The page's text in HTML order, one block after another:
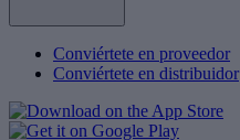
Conviértete en proveedor
Conviértete en distribuidor